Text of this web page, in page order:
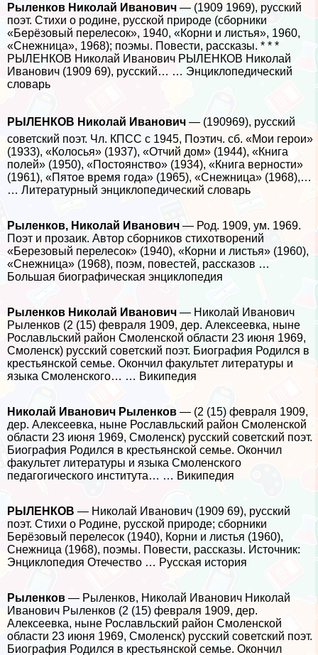
Рыленков Николай Иванович — (1909 1969), русский
поэт. Стихи о родине, русской природе (сборники
«Берёзовый перелесок», 1940, «Корни и листья», 1960,
«Снежница», 1968); поэмы. Повести, рассказы. * * *
РЫЛЕНКОВ Николай Иванович РЫЛЕНКОВ Николай
Иванович (1909 69), русский… … Энциклопедический
словарь
РЫЛЕНКОВ Николай Иванович — (190969), русский
советский поэт. Чл. КПСС с 1945, Поэтич. сб. «Мои герои»
(1933), «Колосья» (1937), «Отчий дом» (1944), «Книга
полей» (1950), «Постоянство» (1934), «Книга верности»
(1961), «Пятое время года» (1965), «Снежница» (1968),…
… Литературный энциклопедический словарь
Рыленков, Николай Иванович — Род. 1909, ум. 1969.
Поэт и прозаик. Автор сборников стихотворений
«Березовый перелесок» (1940), «Корни и листья» (1960),
«Снежница» (1968), поэм, повестей, рассказов …
Большая биографическая энциклопедия
Рыленков Николай Иванович — Николай Иванович
Рыленков (2 (15) февраля 1909, дер. Алексеевка, ныне
Рославльский район Смоленской области 23 июня 1969,
Смоленск) русский советский поэт. Биография Родился в
крестьянской семье. Окончил факультет литературы и
языка Смоленского… … Википедия
Николай Иванович Рыленков — (2 (15) февраля 1909,
дер. Алексеевка, ныне Рославльский район Смоленской
области 23 июня 1969, Смоленск) русский советский поэт.
Биография Родился в крестьянской семье. Окончил
факультет литературы и языка Смоленского
педагогического института… … Википедия
РЫЛЕНКОВ — Николай Иванович (1909 69), русский
поэт. Стихи о Родине, русской природе; сборники
Берёзовый перелесок (1940), Корни и листья (1960),
Снежница (1968), поэмы. Повести, рассказы. Источник:
Энциклопедия Отечество … Русская история
Рыленков — Рыленков, Николай Иванович Николай
Иванович Рыленков (2 (15) февраля 1909, дер.
Алексеевка, ныне Рославльский район Смоленской
области 23 июня 1969, Смоленск) русский советский поэт.
Биография Родился в крестьянской семье. Окончил